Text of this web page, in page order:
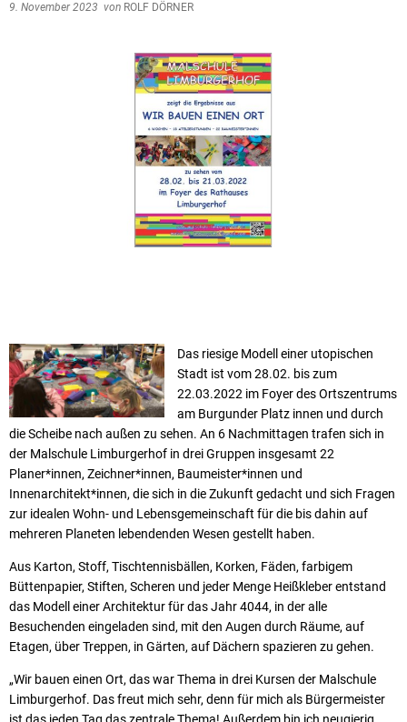
9. November 2023 von ROLF DÖRNER
Das riesige Modell einer utopischen
Stadt ist vom 28.02. bis zum
22.03.2022 im Foyer des Ortszentrums
am Burgunder Platz innen und durch
die Scheibe nach außen zu sehen. An 6 Nachmittagen trafen sich in
der Malschule Limburgerhof in drei Gruppen insgesamt 22
Planer*innen, Zeichner*innen, Baumeister*innen und
Innenarchitekt*innen, die sich in die Zukunft gedacht und sich Fragen
zur idealen Wohn- und Lebensgemeinschaft für die bis dahin auf
mehreren Planeten lebendenden Wesen gestellt haben.
Aus Karton, Stoff, Tischtennisbällen, Korken, Fäden, farbigem
Büttenpapier, Stiften, Scheren und jeder Menge Heißkleber entstand
das Modell einer Architektur für das Jahr 4044, in der alle
Besuchenden eingeladen sind, mit den Augen durch Räume, auf
Etagen, über Treppen, in Gärten, auf Dächern spazieren zu gehen.
„Wir bauen einen Ort, das war Thema in drei Kursen der Malschule
Limburgerhof. Das freut mich sehr, denn für mich als Bürgermeister
ist das jeden Tag das zentrale Thema! Außerdem bin ich neugierig.